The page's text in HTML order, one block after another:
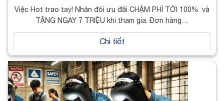
Việc Hot trao tay! Nhân đôi ưu đãi CHẬM PHÍ TỚI 100% và
TẶNG NGAY 7 TRIỆU khi tham gia. Đơn hàng…
Chi tiết